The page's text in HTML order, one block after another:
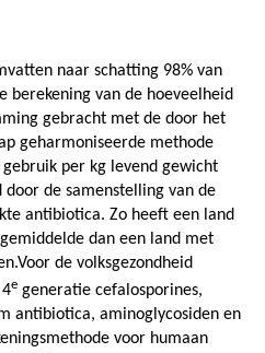
naar schatting 98% van
berekening van de hoeveelheid
gebracht met de door het
geharmoniseerde methode
per kg levend gewicht
de samenstelling van de
antibiotica. Zo heeft een land
dan een land met
de volksgezondheid
e generatie cefalosporines,
antibiotica, aminoglycosiden en
voor humaan